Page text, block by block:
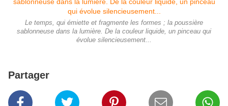
Le temps, qui émiette et fragmente les formes ; la poussière
sablonneuse dans la lumière. De la couleur liquide, un pinceau qui
évolue silencieusement...
Partager